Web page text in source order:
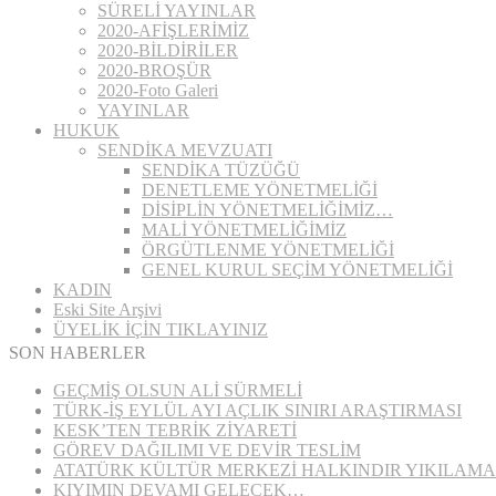
SÜRELİ YAYINLAR
2020-AFİŞLERİMİZ
2020-BİLDİRİLER
2020-BROŞÜR
2020-Foto Galeri
YAYINLAR
HUKUK
SENDİKA MEVZUATI
SENDİKA TÜZÜĞÜ
DENETLEME YÖNETMELİĞİ
DİSİPLİN YÖNETMELİĞİMİZ…
MALİ YÖNETMELİĞİMİZ
ÖRGÜTLENME YÖNETMELİĞİ
GENEL KURUL SEÇİM YÖNETMELİĞİ
KADIN
Eski Site Arşivi
ÜYELİK İÇİN TIKLAYINIZ
SON HABERLER
GEÇMİŞ OLSUN ALİ SÜRMELİ
TÜRK-İŞ EYLÜL AYI AÇLIK SINIRI ARAŞTIRMASI
KESK’TEN TEBRİK ZİYARETİ
GÖREV DAĞILIMI VE DEVİR TESLİM
ATATÜRK KÜLTÜR MERKEZİ HALKINDIR
KIYIMIN DEVAMI GELECEK…